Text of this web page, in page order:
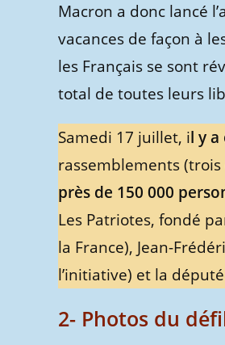
Macron a donc lancé
vacances de façon à
les Français se sont
total de toutes leurs
Samedi 17 juillet, il y
rassemblements
près de 150 000
Les Patriotes, fondé
la France), Jean-
l’initiative) et la
2- Photos du